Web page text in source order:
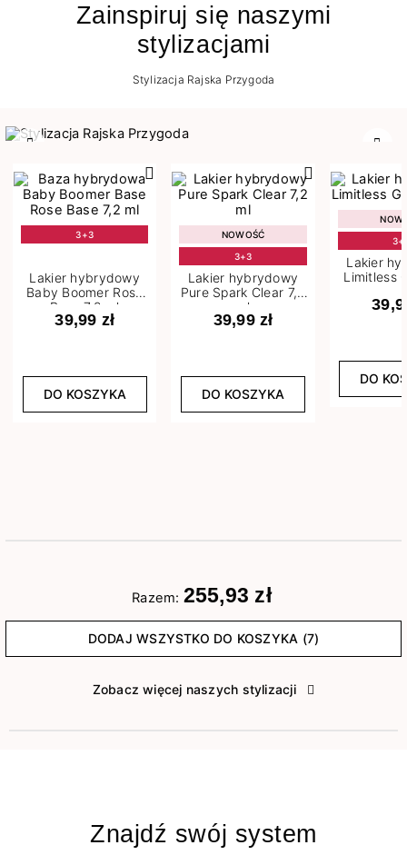
Zainspiruj się naszymi
stylizacjami
Stylizacja Rajska Przygoda
3+3
Lakier hybrydowy
Baby Boomer Rose
Base 7,2 ml
39,99 zł
DO KOSZYKA
NOWOŚĆ
3+3
Lakier hybrydowy
Pure Spark Clear 7,2
ml
39,99 zł
DO KOSZYKA
Lakier
Limitless
DO
Razem: 255,93 zł
DODAJ WSZYSTKO DO KOSZYKA (7)
Zobacz więcej naszych stylizacji
Znajdź swój system